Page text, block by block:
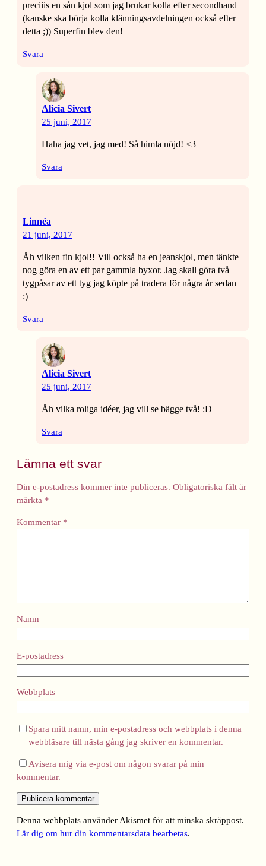
preciiis en sån kjol som jag brukar kolla efter secondhand
(kanske ska börja kolla klänningsavdelningen också efter
detta ;)) Superfin blev den!
Svara
Alicia Sivert
25 juni, 2017
Haha jag vet, jag med! Så himla nöjd! <3
Svara
Linnéa
21 juni, 2017
Åh vilken fin kjol!! Vill också ha en jeanskjol, men tänkte
nog göra en av ett par gammla byxor. Jag skall göra två
tygpåsar av ett tyg jag köpte på tradera för några år sedan
:)
Svara
Alicia Sivert
25 juni, 2017
Åh vilka roliga idéer, jag vill se bägge två! :D
Svara
Lämna ett svar
Din e-postadress kommer inte publiceras. Obligatoriska fält är
märkta *
Kommentar *
Namn
E-postadress
Webbplats
Spara mitt namn, min e-postadress och webbplats i denna
webbläsare till nästa gång jag skriver en kommentar.
Avisera mig via e-post om någon svarar på min
kommentar.
Denna webbplats använder Akismet för att minska skräppost.
Lär dig om hur din kommentarsdata bearbetas.